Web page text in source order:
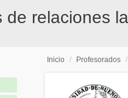
de relaciones
Inicio / Profesorados /